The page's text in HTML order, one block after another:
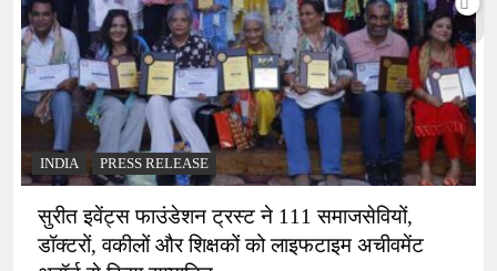
INDIA PRESS RELEASE
सुरीत इवेंट्स फाउंडेशन ट्रस्ट ने 111 समाजसेवियों,
डॉक्टरों, वकीलों और शिक्षकों को लाइफटाइम अचीवमेंट